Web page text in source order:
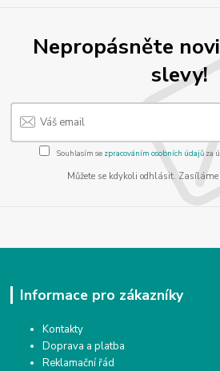
Nepropásněte
slevy!
Souhlasím se zpracováním osobních údajůza
Můžete se kdykoli odhlásit.
Informace pro zákazníky
Kontakty
Doprava a platba
Reklamační řád